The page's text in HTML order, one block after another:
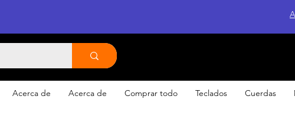
Acerca de Acerca de Comprar todo Teclados Cuerdas